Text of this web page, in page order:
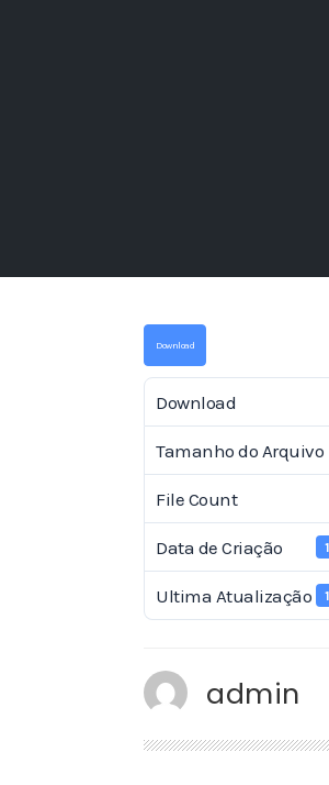
Download
Download
Tamanho do Arquivo
File Count
Data de Criação
Ultima Atualização
admin